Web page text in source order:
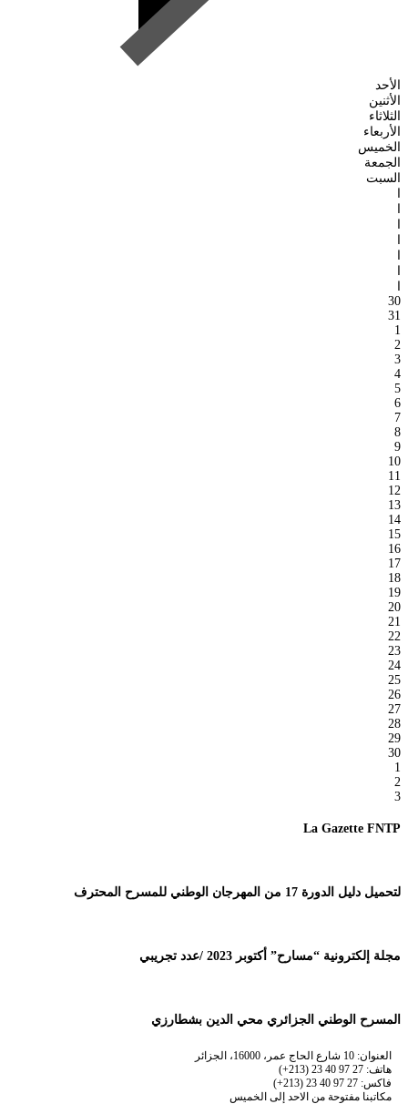
الأحد
الأثنين
الثلاثاء
الأربعاء
الخميس
الجمعة
السبت
30
31
1
2
3
4
5
6
7
8
9
10
11
12
13
14
15
16
17
18
19
20
21
22
23
24
25
26
27
28
29
30
1
2
3
La Gazette FNTP
لتحميل دليل الدورة 17 من المهرجان الوطني للمسرح المحترف
مجلة إلكترونية “مسارح” أكتوبر 2023 /عدد تجريبي
المسرح الوطني الجزائري محي الدين بشطارزي
العنوان: 10 شارع الحاج عمر، 16000، الجزائر
هاتف: 27 97 40 23 (213+)
فاكس: 27 97 40 23 (213+)
مكاتبنا مفتوحة من الاحد إلى الخميس